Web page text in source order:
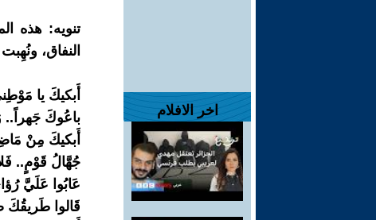
اخر الافلام
النفاق،
أَبكيكَ يا
باعُوكَ جَهراً..
أَبكيكَ مِنْ
جُهَّالُ قَوْمٍ..
عَابُوا عَلَيَّ
قَالوا